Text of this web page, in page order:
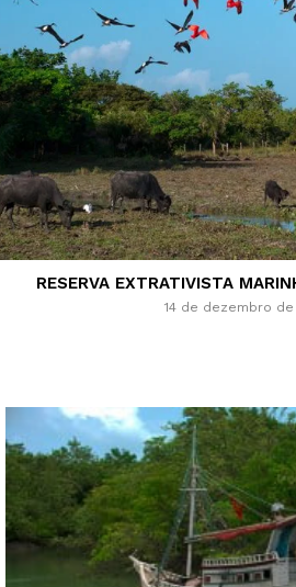
RESERVA EXTRATIVISTA
14 de dezembro de